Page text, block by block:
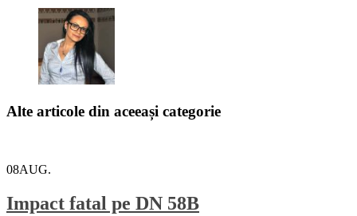
Alte articole din aceeași categorie
08AUG.
Impact fatal pe DN 58B